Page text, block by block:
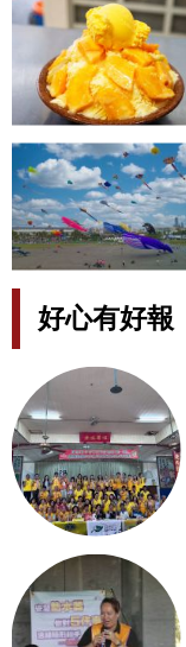
好心有好報